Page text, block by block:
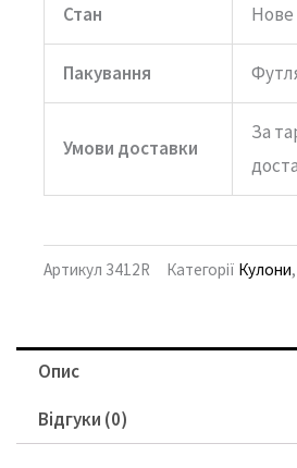
Стан Нове
Пакування
Умови доставки
За
Артикул 3412R Категорії Кулони,
Опис
Відгуки (0)